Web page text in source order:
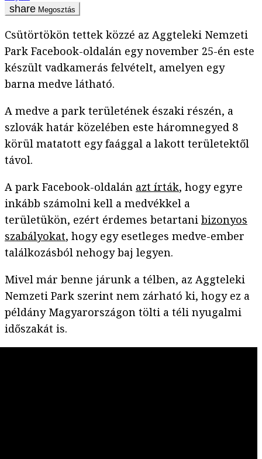
Megosztás
Csütörtökön tettek közzé az Aggteleki Nemzeti
Park Facebook-oldalán egy november 25-én este
készült vadkamerás felvételt, amelyen egy
barna medve látható.
A medve a park területének északi részén, a
szlovák határ közelében este háromnegyed 8
körül matatott egy faággal a lakott területektől
távol.
A park Facebook-oldalán azt írták, hogy egyre
inkább számolni kell a medvékkel a
területükön, ezért érdemes betartani bizonyos
szabályokat, hogy egy esetleges medve-ember
találkozásból nehogy baj legyen.
Mivel már benne járunk a télben, az Aggteleki
Nemzeti Park szerint nem zárható ki, hogy ez a
példány Magyarországon tölti a téli nyugalmi
időszakát is.